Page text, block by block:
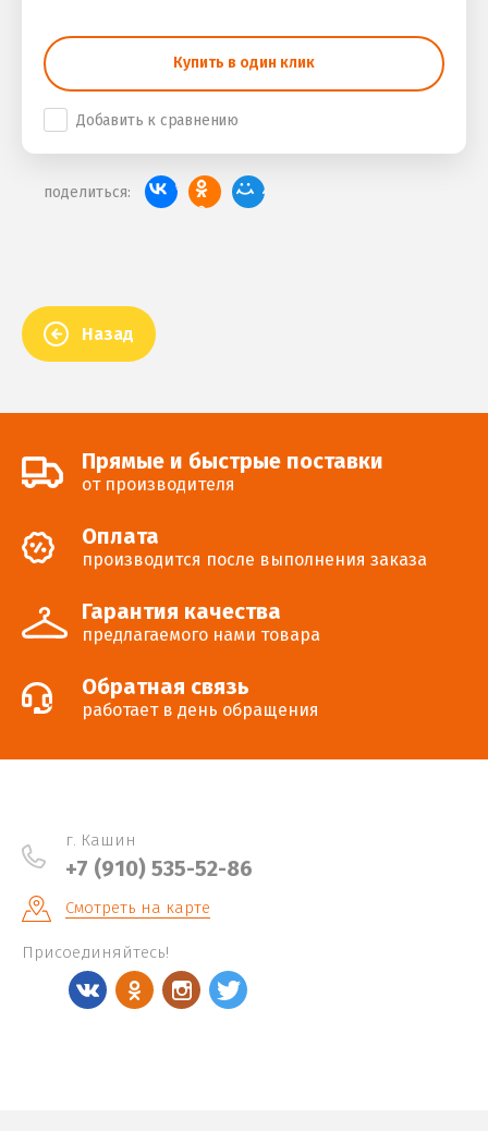
Купить в один клик
Добавить к сравнению
поделиться:
Назад
Прямые и быстрые поставки
от производителя
Оплата
производится после выполнения заказа
Гарантия качества
предлагаемого нами товара
Обратная связь
работает в день обращения
г. Кашин
+7 (910) 535-52-86
Смотреть на карте
Присоединяйтесь!